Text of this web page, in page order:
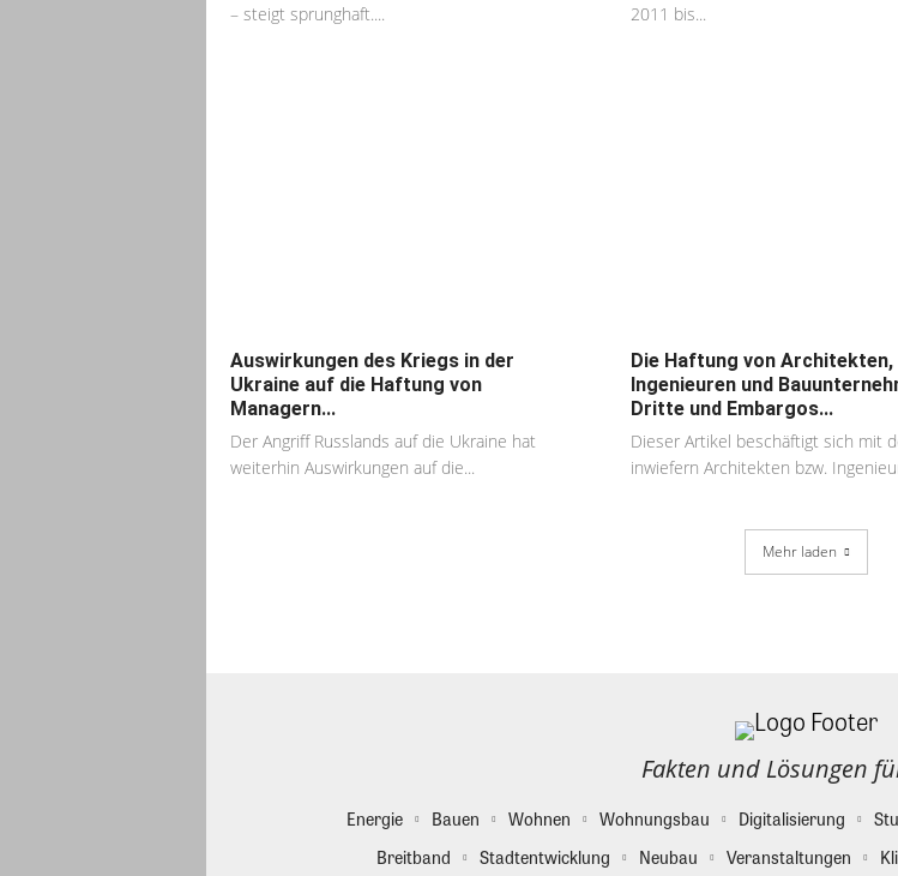
– steigt sprunghaft....
2011 bis...
Auswirkungen des Kriegs in der
Ukraine auf die Haftung von
Managern...
Der Angriff Russlands auf die Ukraine hat
weiterhin Auswirkungen auf die...
Die Haftung von Architekten,
Ingenieuren und
Dritte und Embargos...
Dieser Artikel beschäftigt sich mit
inwiefern Architekten bzw.
Mehr laden
Fakten und Lösungen
Energie Bauen Wohnen Wohnungsbau Digitalisierung
Breitband
Stadtentwicklung Neubau Veranstaltungen